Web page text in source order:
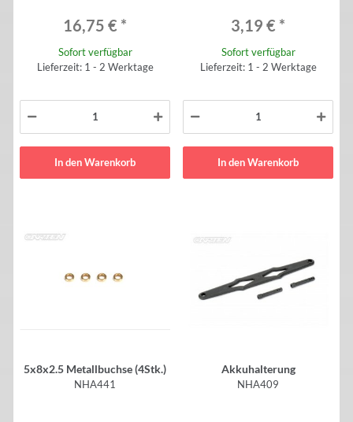
16,75 € *
Sofort verfügbar
Lieferzeit: 1 - 2 Werktage
In den Warenkorb
3,19 € *
Sofort verfügbar
Lieferzeit: 1 - 2 Werktage
In den Warenkorb
5x8x2.5 Metallbuchse (4Stk.)
NHA441
Akkuhalterung
NHA409